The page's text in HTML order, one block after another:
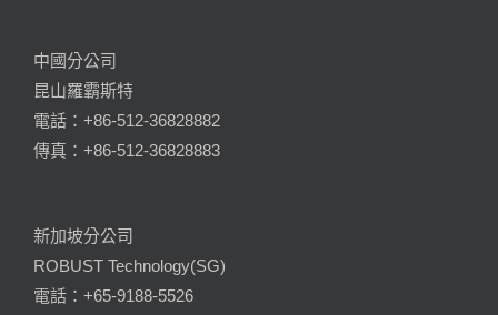
中國分公司
昆山羅霸斯特
電話：+86-512-36828882
傳真：+86-512-36828883
新加坡分公司
ROBUST Technology(SG)
電話：+65-9188-5526